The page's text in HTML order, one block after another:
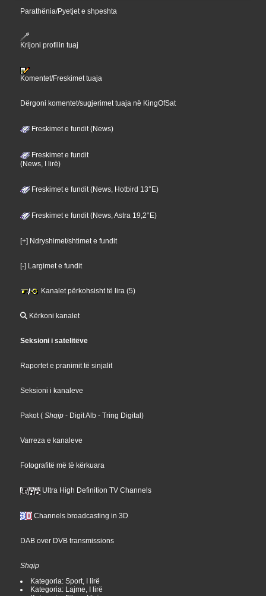
Parathënia/Pyetjet e shpeshta
Krijoni profilin tuaj
Komentet/Freskimet tuaja
Dërgoni komentet/sugjerimet tuaja në KingOfSat
Freskimet e fundit (News)
Freskimet e fundit
(News, I lirë)
Freskimet e fundit (News, Hotbird 13°E)
Freskimet e fundit (News, Astra 19,2°E)
[+] Ndryshimet/shtimet e fundit
[-] Largimet e fundit
Kanalet përkohsisht të lira (5)
Kërkoni kanalet
Seksioni i satelitëve
Raportet e pranimit të sinjalit
Seksioni i kanaleve
Pakot( Shqip - Digit Alb - Tring Digital)
Varreza e kanaleve
Fotografitë më të kërkuara
Ultra High Definition TV Channels
Channels broadcasting in 3D
DAB over DVB transmissions
Shqip
Kategoria: Sport, I lirë
Kategoria: Lajme, I lirë